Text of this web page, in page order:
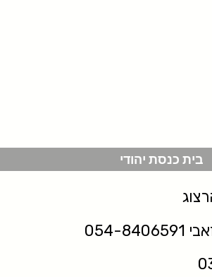
בית כנסת יהודי